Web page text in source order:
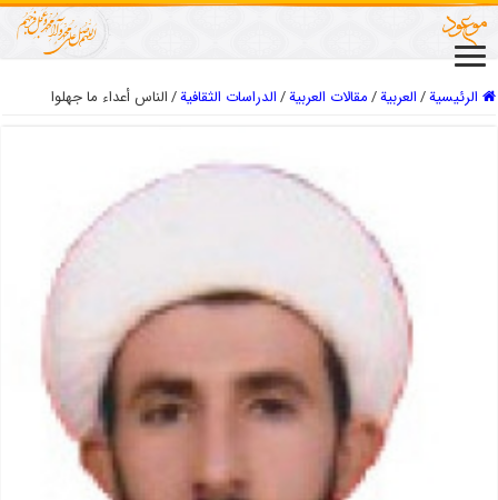
الرئيسية/العربیة/مقالات العربیة/الدراسات الثقافیة/الناس أعداء ما جهلوا